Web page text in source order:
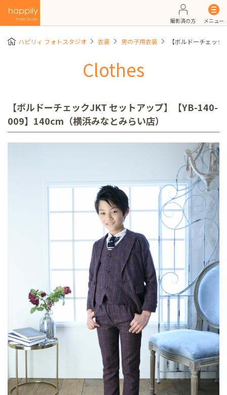
撮影済の方 メニュー
ハピリィ フォトスタジオ 衣装 男の子用衣装 【ボルドーチェッ
Clothes
【ボルドーチェックJKT セットアップ】【YB-140-
009】140cm（横浜みなとみらい店）